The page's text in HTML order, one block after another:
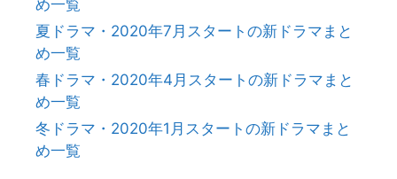
め一覧
夏ドラマ・2020年7月スタートの新ドラマまと
め一覧
春ドラマ・2020年4月スタートの新ドラマまと
め一覧
冬ドラマ・2020年1月スタートの新ドラマまと
め一覧